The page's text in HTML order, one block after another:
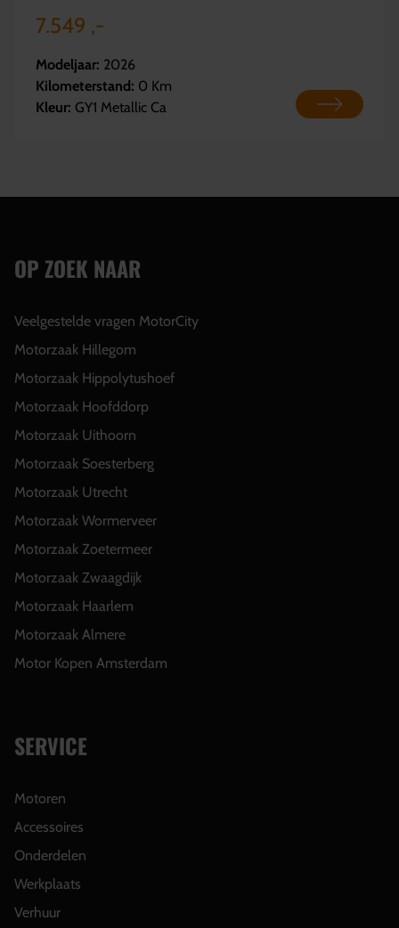
7.549 ,-
Modeljaar: 2026
Kilometerstand: 0 Km
Kleur: GY1 Metallic Ca
OP ZOEK NAAR
Veelgestelde vragen MotorCity
Motorzaak Hillegom
Motorzaak Hippolytushoef
Motorzaak Hoofddorp
Motorzaak Uithoorn
Motorzaak Soesterberg
Motorzaak Utrecht
Motorzaak Wormerveer
Motorzaak Zoetermeer
Motorzaak Zwaagdijk
Motorzaak Haarlem
Motorzaak Almere
Motor Kopen Amsterdam
SERVICE
Motoren
Accessoires
Onderdelen
Werkplaats
Verhuur